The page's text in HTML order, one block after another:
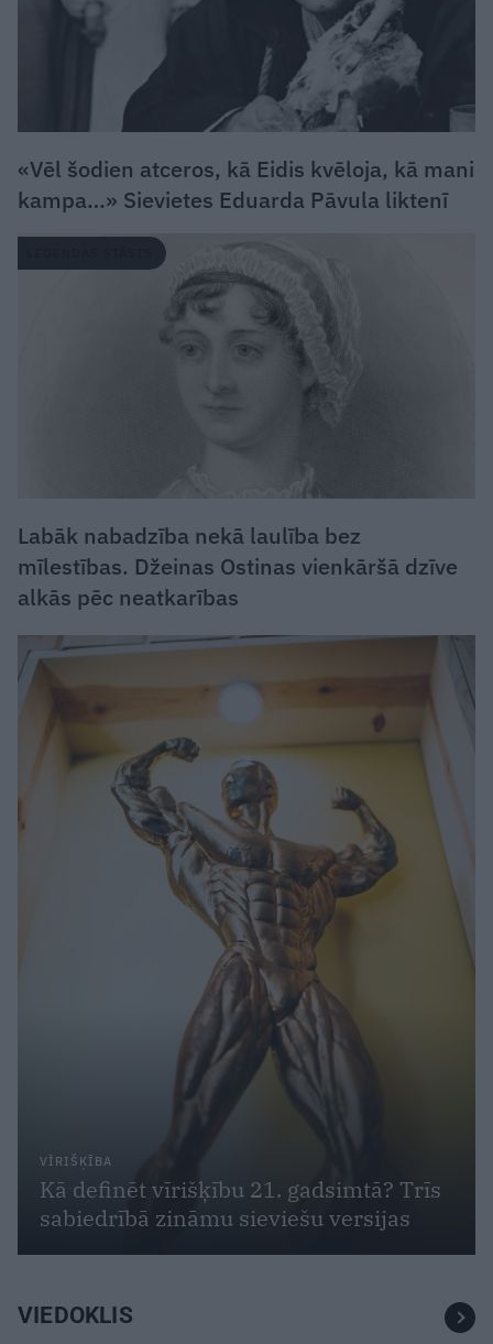
«Vēl šodien atceros, kā Eidis kvēloja, kā mani
kampa…» Sievietes Eduarda Pāvula liktenī
Labāk nabadzība nekā laulība bez
mīlestības. Džeinas Ostinas vienkāršā dzīve
alkās pēc neatkarības
VĪRIŠĶĪBA
Kā definēt vīrišķību 21. gadsimtā? Trīs
sabiedrībā zināmu sieviešu versijas
VIEDOKLIS